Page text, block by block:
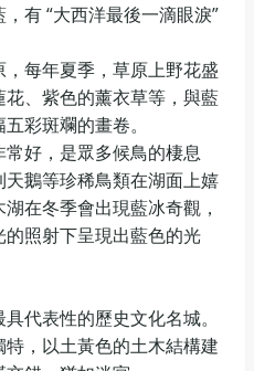
有 “大西洋最後一滴眼淚”
每年夏季，草原上野花盛
花、紫色的薰衣草等，與藍
彩斑斕的畫卷。
好，是眾多候鳥的棲息
鵝等珍稀鳥類在湖面上嬉
在冬季會出現藍冰奇觀，
照射下呈現出藍色的光
代表性的歷史文化名城。
，以土黃色的土木結構建